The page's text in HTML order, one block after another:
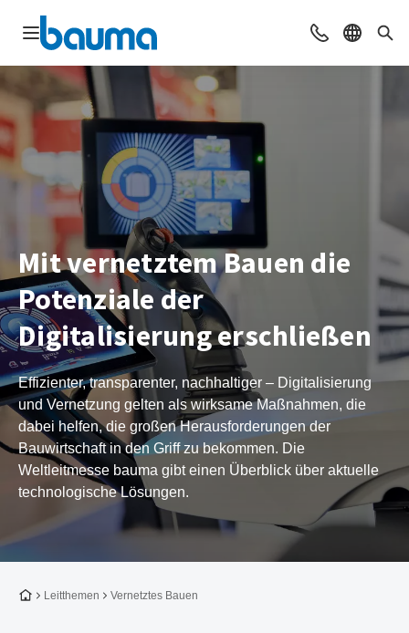
Navigation öffnen Beratung &
Sprache
Mit vernetztem Bauen die
Potenziale der
Digitalisierung erschließen
Effizienter, transparenter, nachhaltiger – Digitalisierung
und Vernetzung gelten als wirksame Maßnahmen, die
dabei helfen, die großen Herausforderungen der
Bauwirtschaft in den Griff zu bekommen. Die
Weltleitmesse bauma gibt einen Überblick über aktuelle
technologische Lösungen.
Zur Startseite
Leitthemen Vernetztes Bauen